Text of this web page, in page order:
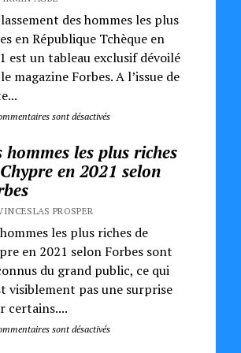
des hommes les plus
en République Tchèque en
est un tableau exclusif dévoilé
magazine Forbes. A l’issue de
sont désactivés
hommes les plus riches
en 2021 selon
PROSPER
les plus riches de
en 2021 selon Forbes sont
du grand public, ce qui
visiblement pas une surprise
certains....
sont désactivés